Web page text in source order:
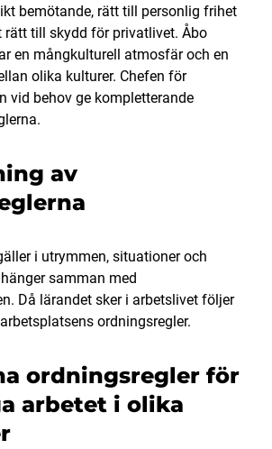
bemötande, rätt till personlig frihet
rätt till skydd för privatlivet. Åbo
en mångkulturell atmosfär och en
olika kulturer. Chefen för
vid behov ge kompletterande
av
i utrymmen, situationer och
samman med
Då lärandet sker i arbetslivet följer
ordningsregler.
ordningsregler för
arbetet i olika